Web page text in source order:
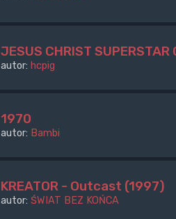
JESUS CHRIST SUPERSTAR
autor: hcpig
1970
autor: Bambi
KREATOR - Outcast (1997)
autor: ŚWIAT BEZ KOŃCA